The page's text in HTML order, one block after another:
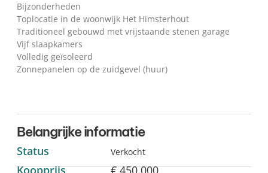
Bijzonderheden
Toplocatie in de woonwijk Het Himsterhout
Traditioneel gebouwd met vrijstaande stenen garage
Vijf slaapkamers
Volledig geïsoleerd
Zonnepanelen op de zuidgevel (huur)
Belangrijke informatie
Status Verkocht
Koopprijs € 450.000